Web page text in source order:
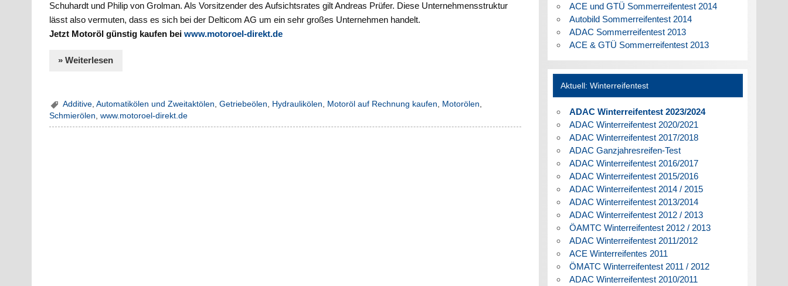
Schuhardt und Philip von Grolman. Als Vorsitzender des Aufsichtsrates gilt Andreas Prüfer. Diese Unternehmensstruktur
lässt also vermuten, dass es sich bei der Delticom AG um ein sehr großes Unternehmen handelt.
Jetzt Motoröl günstig kaufen beiwww.motoroel-direkt.de
» Weiterlesen
Additive ,Automatikölen und Zweitaktölen ,Getriebeölen Hydraulikölen Motoröl auf Rechnung kaufen Motorölen
Schmierölen,www.motoroel-direkt.de
ACE und GTÜ Sommerreifentest 2014
Autobild Sommerreifentest 2014
ADAC Sommerreifentest 2013
ACE & GTÜ Sommerreifentest 2013
Aktuell: Winterreifentest
ADAC Winterreifentest 2023/2024
ADAC Winterreifentest 2020/2021
ADAC Winterreifentest 2017/2018
ADAC Ganzjahresreifen-Test
ADAC Winterreifentest 2016/2017
ADAC Winterreifentest 2015/2016
ADAC Winterreifentest 2014 / 2015
ADAC Winterreifentest 2013/2014
ADAC Winterreifentest 2012 / 2013
ÖAMTC Winterreifentest 2012 / 2013
ADAC Winterreifentest 2011/2012
ACE Winterreifentes 2011
ÖMATC Winterreifentest 2011 / 2012
ADAC Winterreifentest 2010/2011